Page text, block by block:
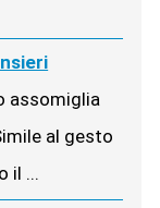
assomiglia
al gesto
il ...